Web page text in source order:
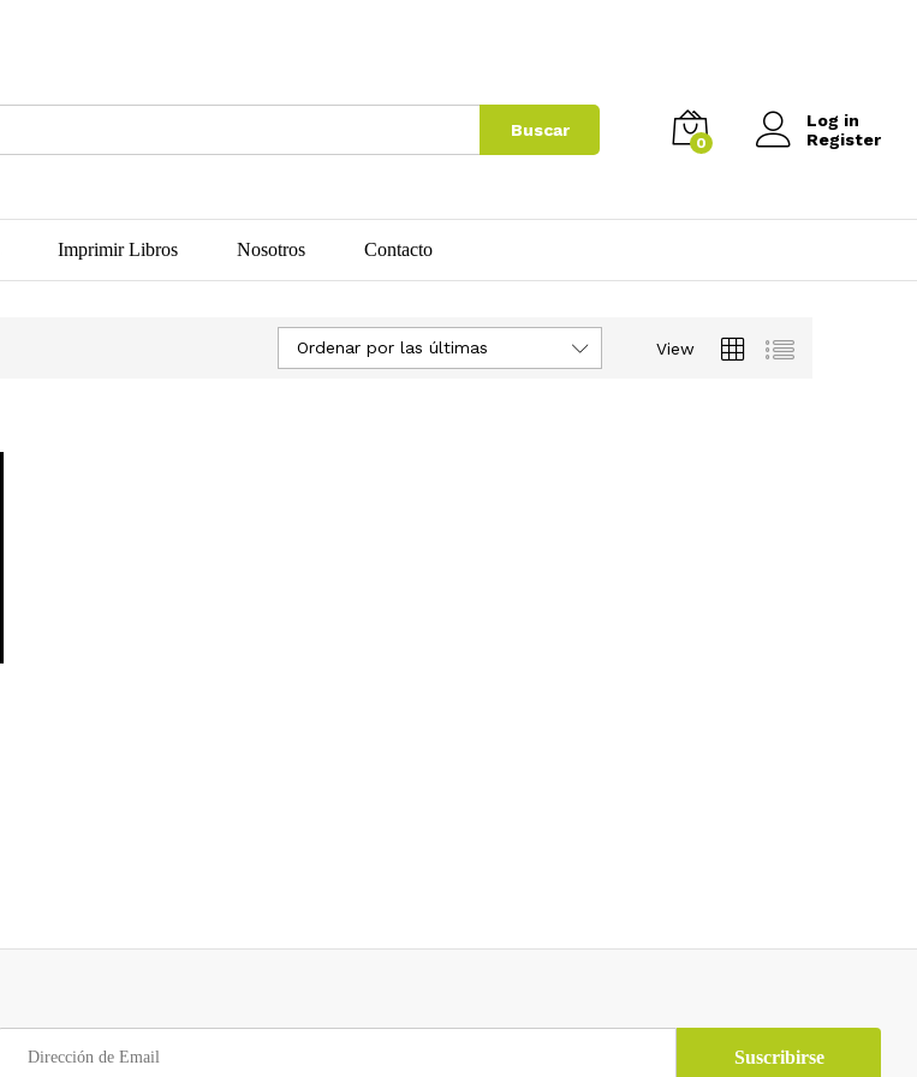
Buscar
0
Log in
Register
Imprimir Libros Nosotros Contacto
View
Ordenar por las últimas